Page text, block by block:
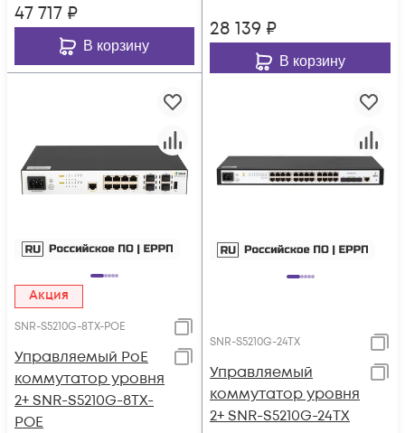
47 717 ₽
В корзину
28 139 ₽
В корзину
Акция
SNR-S5210G-8TX-POE
Управляемый PoE
коммутатор уровня
2+ SNR-S5210G-8TX-
POE
SNR-S5210G-24TX
Управляемый
коммутатор уровня
2+ SNR-S5210G-24TX